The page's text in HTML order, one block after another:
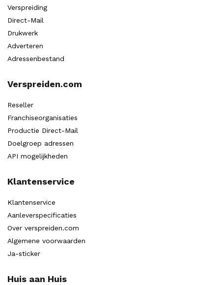
Verspreiding
Direct-Mail
Drukwerk
Adverteren
Adressenbestand
Verspreiden.com
Reseller
Franchiseorganisaties
Productie Direct-Mail
Doelgroep adressen
API mogelijkheden
Klantenservice
Klantenservice
Aanleverspecificaties
Over verspreiden.com
Algemene voorwaarden
Ja-sticker
Huis aan Huis